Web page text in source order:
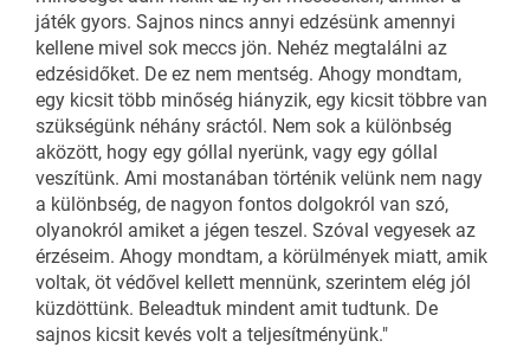
játék gyors. Sajnos nincs annyi edzésünk amennyi
kellene mivel sok meccs jön. Nehéz megtalálni az
edzésidőket. De ez nem mentség. Ahogy mondtam,
egy kicsit több minőség hiányzik, egy kicsit többre van
szükségünk néhány sráctól. Nem sok a különbség
aközött, hogy egy góllal nyerünk, vagy egy góllal
veszítünk. Ami mostanában történik velünk nem nagy
a különbség, de nagyon fontos dolgokról van szó,
olyanokról amiket a jégen teszel. Szóval vegyesek az
érzéseim. Ahogy mondtam, a körülmények miatt, amik
voltak, öt védővel kellett mennünk, szerintem elég jól
küzdöttünk. Beleadtuk mindent amit tudtunk. De
sajnos kicsit kevés volt a teljesítményünk."